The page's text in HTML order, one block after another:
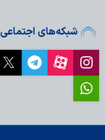
شبکه‌های اجتماعی